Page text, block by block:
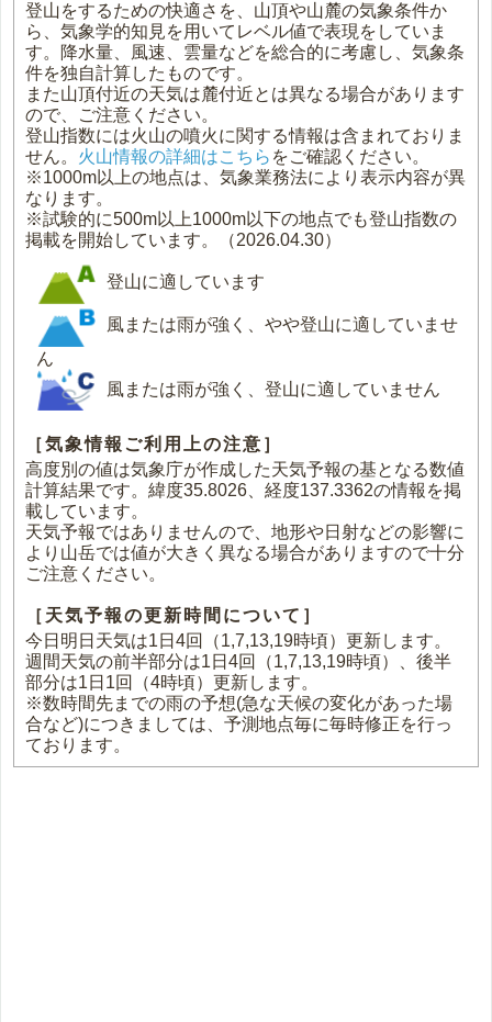
登山をするための快適さを、山頂や山麓の気象条件か
ら、気象学的知見を用いてレベル値で表現をしていま
す。降水量、風速、雲量などを総合的に考慮し、気象条
件を独自計算したものです。
また山頂付近の天気は麓付近とは異なる場合があります
ので、ご注意ください。
登山指数には火山の噴火に関する情報は含まれておりま
せん。 火山情報の詳細はこちら をご確認ください。
※1000m以上の地点は、気象業務法により表示内容が異
なります。
※試験的に500m以上1000m以下の地点でも登山指数の
掲載を開始しています。（2026.04.30）
登山に適しています
風または雨が強く、やや登山に適していませ
ん
風または雨が強く、登山に適していません
［気象情報ご利用上の注意］
高度別の値は気象庁が作成した天気予報の基となる数値
計算結果です。緯度35.8026、経度137.3362の情報を掲
載しています。
天気予報ではありませんので、地形や日射などの影響に
より山岳では値が大きく異なる場合がありますので十分
ご注意ください。
［天気予報の更新時間について］
今日明日天気は1日4回（1,7,13,19時頃）更新します。
週間天気の前半部分は1日4回（1,7,13,19時頃）、後半
部分は1日1回（4時頃）更新します。
※数時間先までの雨の予想(急な天候の変化があった場
合など)につきましては、予測地点毎に毎時修正を行っ
ております。